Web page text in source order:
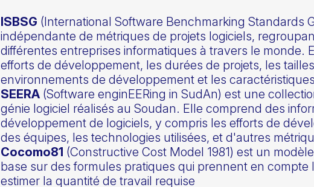
ISBSG (International Software Benchmarking Standards
indépendante de métriques de projets logiciels,
différentes entreprises informatiques à travers le monde.
efforts de développement, les durées de projets, les
environnements de développement et les
SEERA (Software enginEERing in SudAn) est une
génie logiciel réalisés au Soudan. Elle comprend des
développement de logiciels, y compris les efforts de
des équipes, les technologies utilisées, et d'autres
Cocomo81 (Constructive Cost Model 1981) est un
base sur des formules pratiques qui prennent en
estimer la quantité de travail requise